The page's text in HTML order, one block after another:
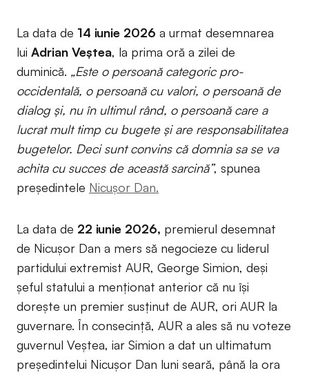
La data de 14 iunie 2026 a urmat desemnarea
lui Adrian Veștea, la prima oră a zilei de
duminică. „Este o persoană categoric pro-
occidentală, o persoană cu valori, o persoană de
dialog și, nu în ultimul rând, o persoană care a
lucrat mult timp cu bugete și are responsabilitatea
bugetelor. Deci sunt convins că domnia sa se va
achita cu succes de această sarcină”, spunea
președintele Nicușor Dan.
La data de 22 iunie 2026, premierul desemnat
de Nicușor Dan a mers să negocieze cu liderul
partidului extremist AUR, George Simion, deși
șeful statului a menționat anterior că nu își
dorește un premier susținut de AUR, ori AUR la
guvernare. În consecință, AUR a ales să nu voteze
guvernul Veștea, iar Simion a dat un ultimatum
președintelui Nicușor Dan luni seară, până la ora